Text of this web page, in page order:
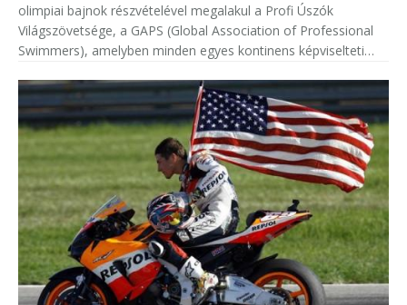
olimpiai bajnok részvételével megalakul a Profi Úszók
Világszövetsége, a GAPS (Global Association of Professional
Swimmers), amelyben minden egyes kontinens képviselteti